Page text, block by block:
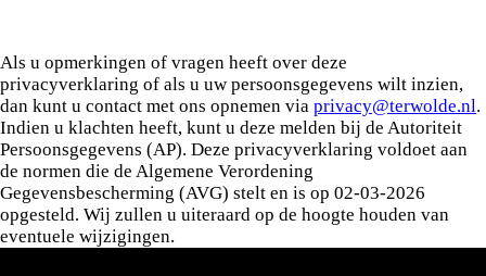
Als u opmerkingen of vragen heeft over deze
privacyverklaring of als u uw persoonsgegevens wilt inzien,
dan kunt u contact met ons opnemen via privacy@terwolde.nl.
Indien u klachten heeft, kunt u deze melden bij de Autoriteit
Persoonsgegevens (AP). Deze privacyverklaring voldoet aan
de normen die de Algemene Verordening
Gegevensbescherming (AVG) stelt en is op 02-03-2026
opgesteld. Wij zullen u uiteraard op de hoogte houden van
eventuele wijzigingen.